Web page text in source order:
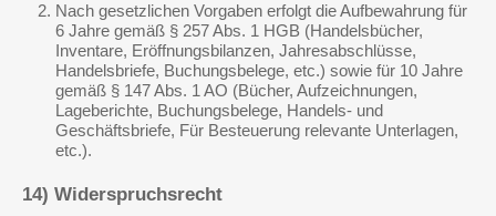
Nach gesetzlichen Vorgaben erfolgt die Aufbewahrung für
6 Jahre gemäß § 257 Abs. 1 HGB (Handelsbücher,
Inventare, Eröffnungsbilanzen, Jahresabschlüsse,
Handelsbriefe, Buchungsbelege, etc.) sowie für 10 Jahre
gemäß § 147 Abs. 1 AO (Bücher, Aufzeichnungen,
Lageberichte, Buchungsbelege, Handels- und
Geschäftsbriefe, Für Besteuerung relevante Unterlagen,
etc.).
14) Widerspruchsrecht